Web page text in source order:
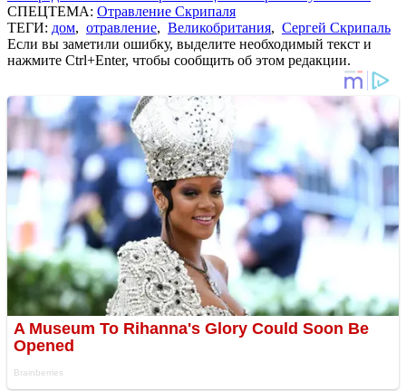
СПЕЦТЕМА: Отравление Скрипаля
ТЕГИ: дом, отравление, Великобритания, Сергей Скрипаль
Если вы заметили ошибку, выделите необходимый текст и
нажмите Ctrl+Enter, чтобы сообщить об этом редакции.